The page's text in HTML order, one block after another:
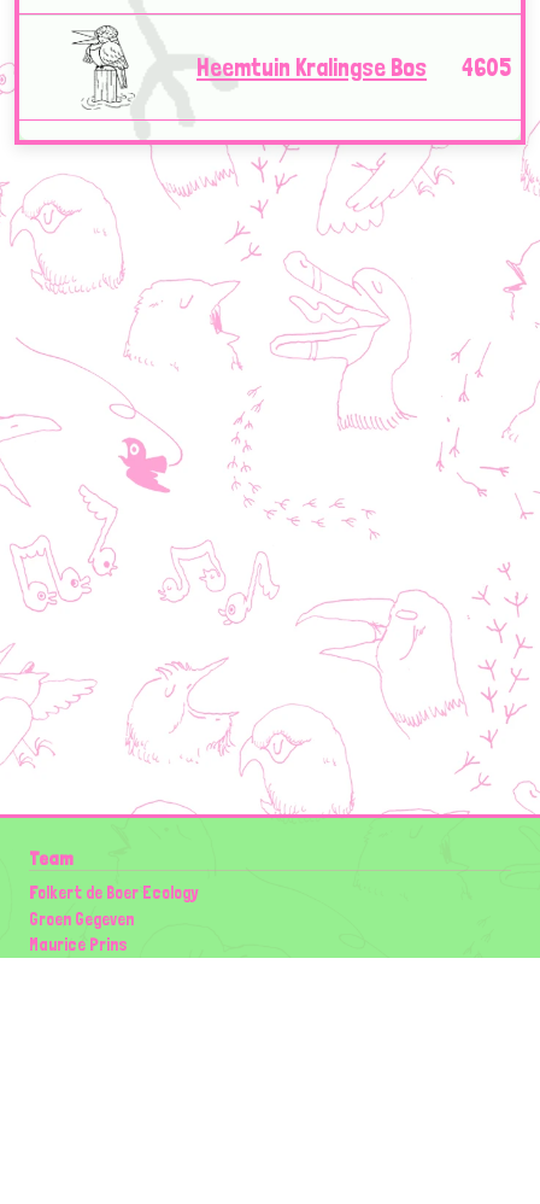
Heemtuin Kralingse Bos 4605
Team
Folkert de Boer Ecology
Groen Gegeven
Maurice Prins